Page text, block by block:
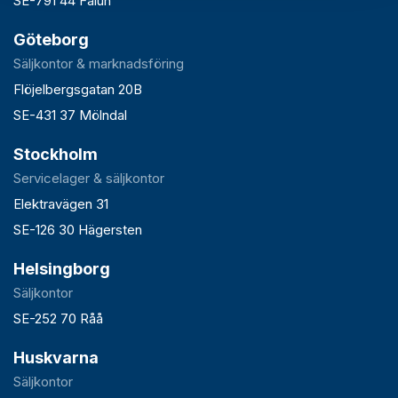
Göteborg
Säljkontor & marknadsföring
Flöjelbergsgatan 20B
SE-431 37 Mölndal
Stockholm
Servicelager & säljkontor
Elektravägen 31
SE-126 30 Hägersten
Helsingborg
Säljkontor
SE-252 70 Råå
Huskvarna
Säljkontor